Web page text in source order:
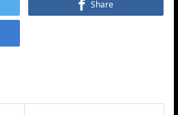
Share